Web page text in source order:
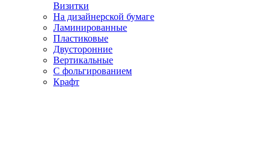
Визитки
На дизайнерской бумаге
Ламинированные
Пластиковые
Двусторонние
Вертикальные
С фольгированием
Крафт